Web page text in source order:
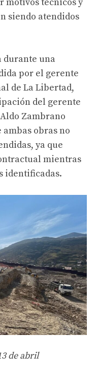
siendo atendidos
durante una
por el gerente
de La Libertad,
del gerente
Zambrano
obras no
ya que
mientras
identificadas.
de abril